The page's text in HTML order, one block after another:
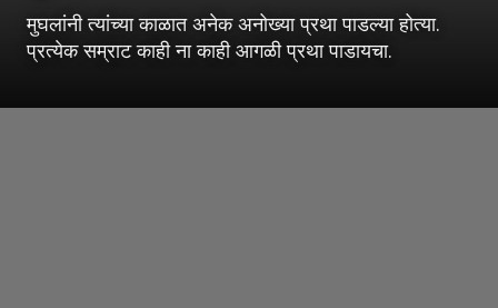
मुघलांनी त्यांच्या काळात अनेक अनोख्या प्रथा पाडल्या होत्या.
प्रत्येक सम्राट काही ना काही आगळी प्रथा पाडायचा.